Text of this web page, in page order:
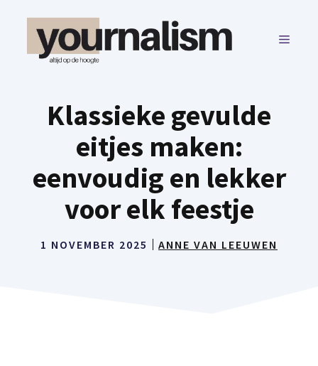
MENU
Klassieke gevulde
eitjes maken:
eenvoudig en lekker
voor elk feestje
1 NOVEMBER 2025 ANNE VAN LEEUWEN